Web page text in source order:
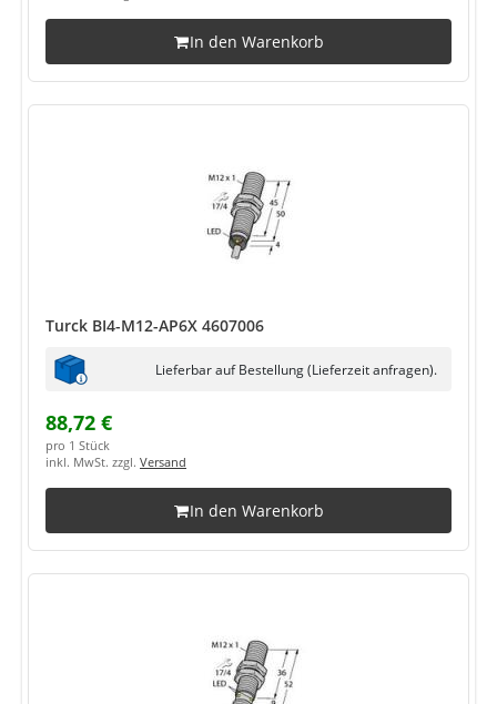
In den Warenkorb
Turck BI4-M12-AP6X 4607006
Lieferbar auf Bestellung (Lieferzeit anfragen).
88,72 €
pro 1 Stück
inkl. MwSt. zzgl. Versand
In den Warenkorb